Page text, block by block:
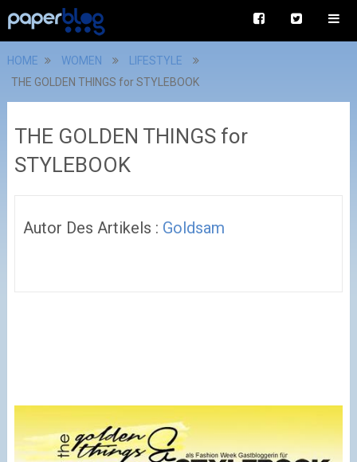
HOME WOMEN
LIFESTYLE
THE GOLDEN THINGS for STYLEBOOK
THE GOLDEN THINGS for
STYLEBOOK
Autor Des Artikels : Goldsam